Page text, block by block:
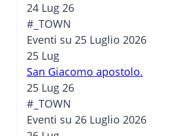
24 Lug 26
#_TOWN
Eventi su 25 Luglio 2026
25 Lug
San Giacomo apostolo.
25 Lug 26
#_TOWN
Eventi su 26 Luglio 2026